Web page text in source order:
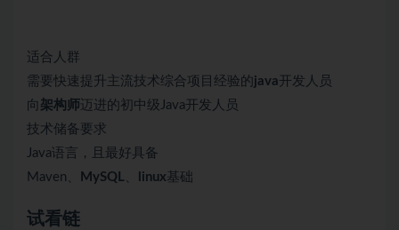
适合人群
需要快速提升主流技术综合项目经验的 java开发人员
向 架构师 迈进的初中级Java开发人员
技术储备要求
Java语言，且最好具备
Maven、
MySQL 、 linux基础
试看链